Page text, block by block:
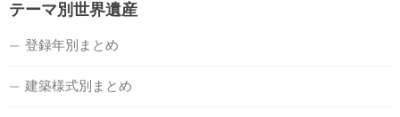
テーマ別世界遺産
登録年別まとめ
建築様式別まとめ